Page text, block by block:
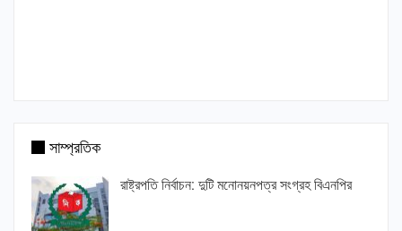
সাম্প্রতিক
রাষ্ট্রপতি নির্বাচন: দুটি মনোনয়নপত্র সংগ্রহ বিএনপির